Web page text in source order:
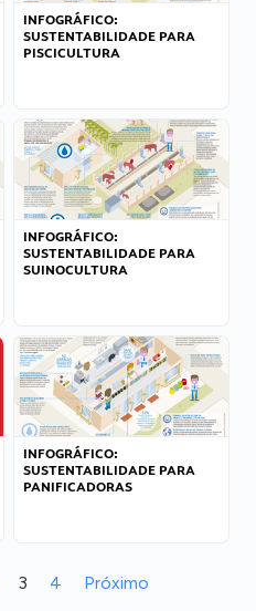
INFOGRÁFICO:
SUSTENTABILIDADE PARA
PISCICULTURA
INFOGRÁFICO:
SUSTENTABILIDADE PARA
SUINOCULTURA
INFOGRÁFICO:
SUSTENTABILIDADE PARA
PANIFICADORAS
3 4 Próximo